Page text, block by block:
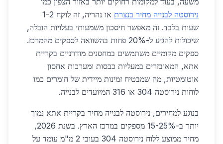
נירוסטה לבנייה מחיר בנצרת
או נהריה, זה לוקח 1-2
שעות בלבד. זה מאפשר חיסכון משמעותי בעלויות הובלה,
שיכולות להגיע ל-20% פחות בהשוואה לספקים מהמרכז.
ספקים מקומיים משתמשים במחסנים מודרניים בקריית
אתא, המאובזרים במעליות כבסות ומערכות אחסון
אוטומטיות, מה שמבטיח זמינות מיידית של חומרים כמו
לוחות נירוסטה 304 או 316 המיועדים לבנייה.
בנוגע למחירים, נירוסטה לבנייה מחיר בקריית אתא נמוך
יותר ב-15-25% מספקים במרכז הארץ. בשנת 2026,
מחיר ממוצע ללוח נירוסטה 304 בעובי 2 מ"מ עומד על